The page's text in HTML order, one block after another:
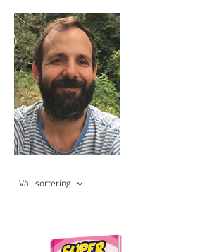
Välj sortering